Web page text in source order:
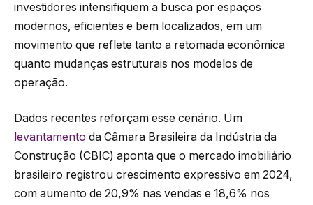
investidores intensifiquem a busca por espaços
modernos, eficientes e bem localizados, em um
movimento que reflete tanto a retomada econômica
quanto mudanças estruturais nos modelos de
operação.
Dados recentes reforçam esse cenário. Um
levantamento da Câmara Brasileira da Indústria da
Construção (CBIC) aponta que o mercado imobiliário
brasileiro registrou crescimento expressivo em 2024,
com aumento de 20,9% nas vendas e 18,6% nos